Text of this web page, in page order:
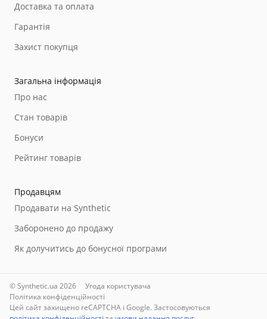
Доставка та оплата
Гарантія
Захист покупця
Загальна інформація
Про нас
Стан товарів
Бонуси
Рейтинг товарів
Продавцям
Продавати на Synthetic
Заборонено до продажу
Як долучитись до бонусної програми
© Synthetic.ua 2026
Угода користувача
Політика конфіденційності
Цей сайт захищено reCAPTCHA і Google. Застосовуються